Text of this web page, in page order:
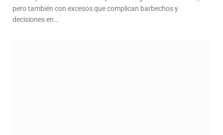
pero también con excesos que complican barbechos y
decisiones en…